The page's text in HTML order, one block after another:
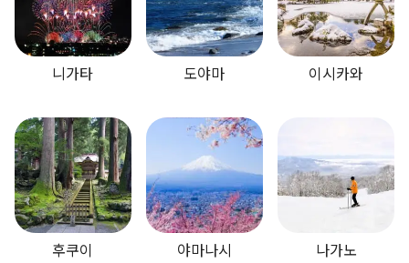
니가타 도야마 이시카와
후쿠이 야마나시 나가노